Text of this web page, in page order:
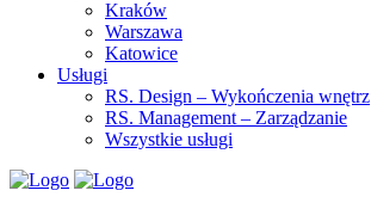
Kraków
Warszawa
Katowice
Usługi
RS. Design – Wykończenia wnętrz
RS. Management – Zarządzanie
Wszystkie usługi